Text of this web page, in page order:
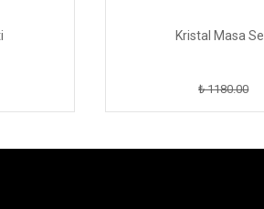
Kristal Masa
₺ 1180.00